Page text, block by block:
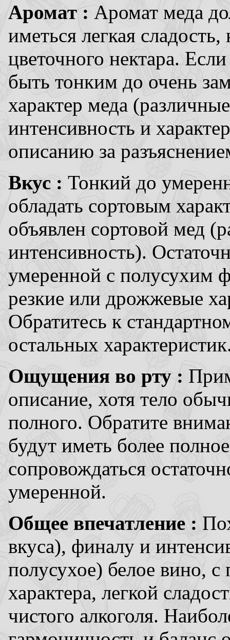
Аромат : Аромат меда
иметься легкая
цветочного нектара.
быть тонким до очень
характер меда
интенсивность и
описанию за
Вкус : Тонкий до
обладать сортовым
объявлен сортовой мед
интенсивность).
умеренной с полусухим
резкие или дрожжевые
Обратитесь к
остальных
Ощущения во рту :
описание, хотя тело
полного. Обратите
будут иметь более
сопровождаться
умеренной.
Общее впечатление :
вкуса), финалу и
полусухое) белое вино,
характера, легкой
чистого алкоголя.